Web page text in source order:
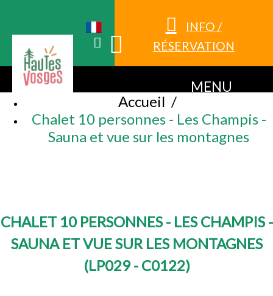
INFO /
RÉSERVATION
MENU
Accueil /
Chalet 10 personnes - Les Champis -
Sauna et vue sur les montagnes
CHALET 10 PERSONNES - LES CHAMPIS -
SAUNA ET VUE SUR LES MONTAGNES
(LP029 - C0122)